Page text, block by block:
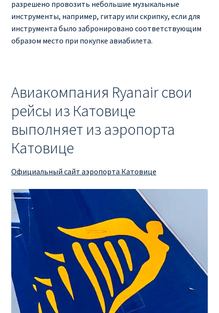
разрешено провозить небольшие музыкальные
инструменты, например, гитару или скрипку, если для
инструмента было забронировано соответствующим
образом место при покупке авиабилета.
Авиакомпания Ryanair свои
рейсы из Катовице
выполняет из аэропорта
Катовице
Официальный сайт аэропорта Катовице